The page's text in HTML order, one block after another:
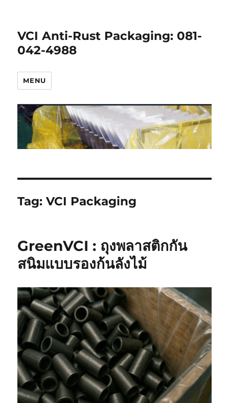
VCI Anti-Rust Packaging: ‭081-
042-4988
MENU
Tag:VCI Packaging
GreenVCI : ถุงพลาสติกกัน
สนิมแบบรองก้นลังไม้